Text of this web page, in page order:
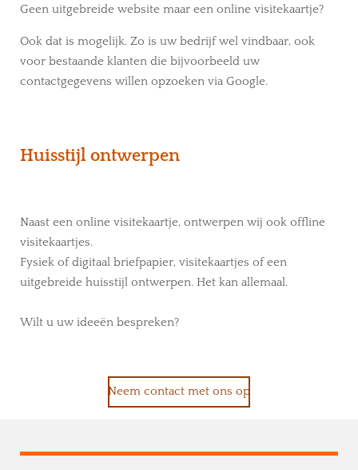
Geen uitgebreide website maar een online visitekaartje?
Ook dat is mogelijk. Zo is uw bedrijf wel vindbaar, ook
voor bestaande klanten die bijvoorbeeld uw
contactgegevens willen opzoeken via Google.
Huisstijl ontwerpen
Naast een online visitekaartje, ontwerpen wij ook offline
visitekaartjes.
Fysiek of digitaal briefpapier, visitekaartjes of een
uitgebreide huisstijl ontwerpen. Het kan allemaal.
Wilt u uw ideeën bespreken?
Neem contact met ons op